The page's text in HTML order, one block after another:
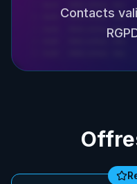
Contacts